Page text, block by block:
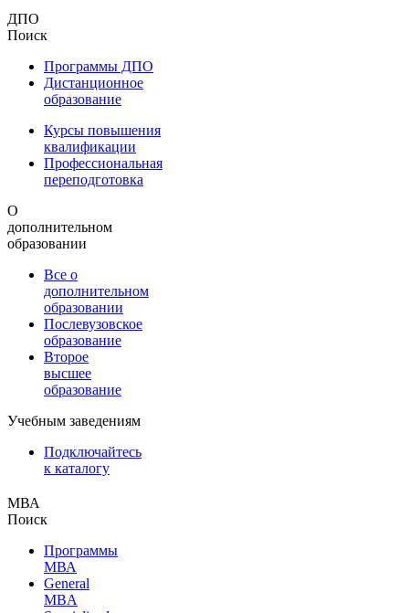
ДПО
Поиск
Программы ДПО
Дистанционное
образование
Курсы повышения
квалификации
Профессиональная
переподготовка
О
дополнительном
образовании
Все о
дополнительном
образовании
Послевузовское
образование
Второе
высшее
образование
Учебным заведениям
Подключайтесь
к каталогу
МВА
Поиск
Программы
МВА
General
MBA